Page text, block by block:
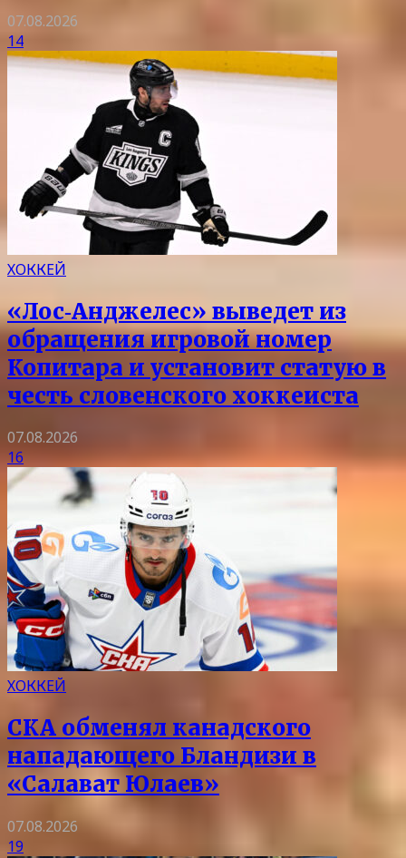
07.08.2026
14
ХОККЕЙ
«Лос‑Анджелес» выведет из
обращения игровой номер
Копитара и установит статую в
честь словенского хоккеиста
07.08.2026
16
ХОККЕЙ
СКА обменял канадского
нападающего Бландизи в
«Салават Юлаев»
07.08.2026
19